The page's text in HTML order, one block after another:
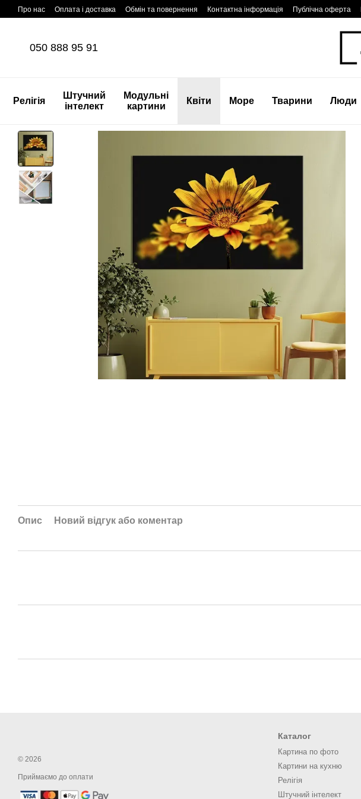
Перейти до основного контенту
Про нас Оплата і доставка Обмін та повернення Контактна інформація Публічна оферта
050 888 95 91
Релігія
Штучний
інтелект
Модульні
картини
Квіти Море Тварини Люди
Опис Новий відгук або коментар
© 2026
Приймаємо до оплати
Каталог
Картина по фото
Картини на кухню
Релігія
Штучний інтелект